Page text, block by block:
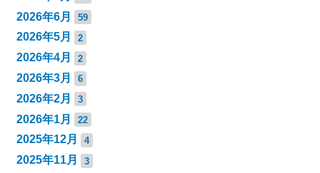
2026年6月 59
2026年5月 2
2026年4月 2
2026年3月 6
2026年2月 3
2026年1月 22
2025年12月 4
2025年11月 3